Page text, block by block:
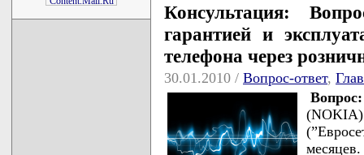
Консультация:
гарантией и
телефона через
30.01.2010 / Вопрос-ответ,
Вопрос: